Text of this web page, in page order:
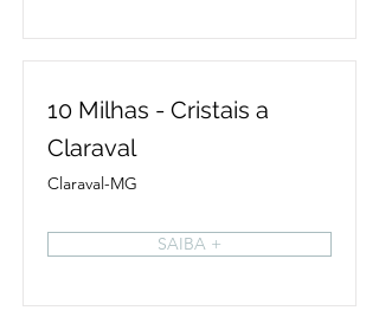
10 Milhas - Cristais a
Claraval
Claraval-MG
SAIBA +